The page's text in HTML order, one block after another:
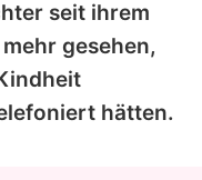
seit ihrem
gesehen,
hätten.